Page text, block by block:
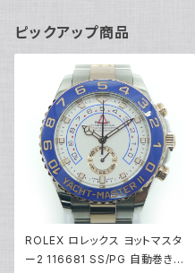
ピックアップ商品
ROLEX ロレックス ヨットマスタ
ー2 116681 SS/PG 自動巻き